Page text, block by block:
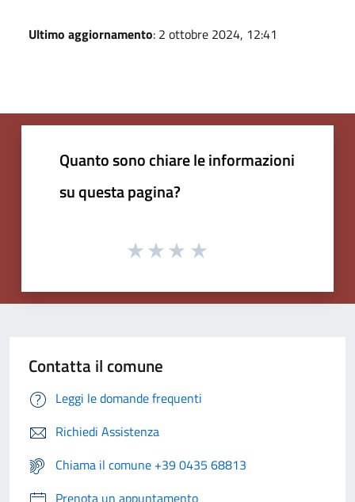
Ultimo aggiornamento: 2 ottobre 2024, 12:41
Quanto sono chiare le informazioni
su questa pagina?
Contatta il comune
Leggi le domande frequenti
Richiedi Assistenza
Chiama il comune +39 0435 68813